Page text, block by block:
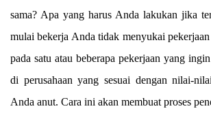
sama? Apa yang harus Anda lakukan jika
mulai bekerja Anda tidak menyukai
pada satu atau beberapa pekerjaan yang
di perusahaan yang sesuai dengan nilai-
Anda anut. Cara ini akan membuat proses